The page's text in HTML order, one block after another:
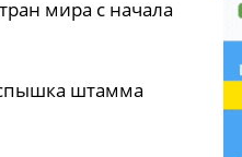
мира с начала
штамма